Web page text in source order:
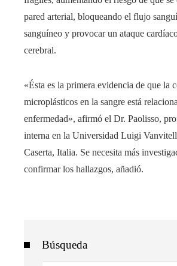
pared arterial, bloqueando el flujo
sanguíneo y provocar un ataque
cerebral.
«Ésta es la primera evidencia de que la
microplásticos en la sangre está
enfermedad», afirmó el Dr. Paolisso,
interna en la Universidad Luigi
Caserta, Italia. Se necesita más
confirmar los hallazgos, añadió.
Búsqueda